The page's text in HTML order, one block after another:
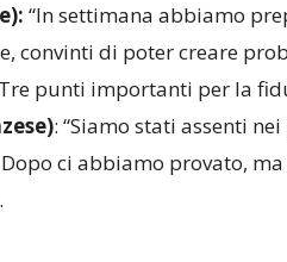
“In settimana abbiamo
convinti di poter creare
punti importanti per la
: “Siamo stati assenti
ci abbiamo provato,